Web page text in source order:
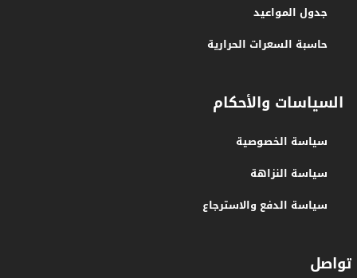
جدول المواعيد
حاسبة السعرات الحرارية
السياسات والأحكام
سياسة الخصوصية
سياسة النزاهة
سياسة الدفع والاسترجاع
تواصل